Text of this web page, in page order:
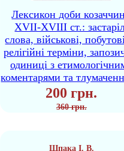
Лексикон доби
XVII-XVIII ст.:
слова, військові,
релігійні терміни,
одиниці з
коментарями та
200 грн.
360 грн.
Шпака І. В.